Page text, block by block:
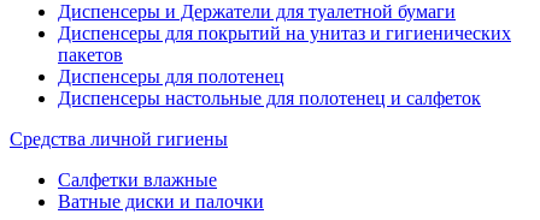
Диспенсеры и Держатели для туалетной бумаги
Диспенсеры для покрытий на унитаз и гигиенических
пакетов
Диспенсеры для полотенец
Диспенсеры настольные для полотенец и салфеток
Средства личной гигиены
Салфетки влажные
Ватные диски и палочки